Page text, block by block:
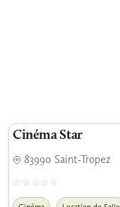
Cinéma Star
83990 Saint-Tropez